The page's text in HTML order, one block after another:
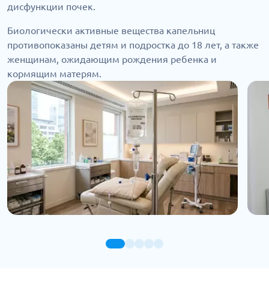
дисфункции почек.
Биологически активные вещества капельниц
противопоказаны детям и подростка до 18 лет, а также
женщинам, ожидающим рождения ребенка и
кормящим матерям.